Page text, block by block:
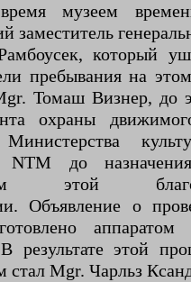
музеем
заместитель
который
пребывания на
Томаш Визнер, до
охраны
NTM до
этой
Объявление о
аппаратом
результате этой
стал Mgr. Чарльз